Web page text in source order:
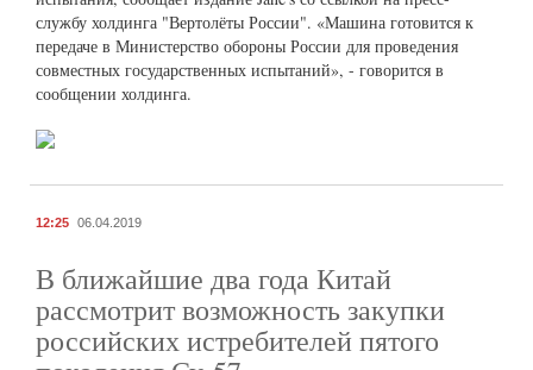
службу холдинга "Вертолёты России". «Машина готовится к
передаче в Министерство обороны России для проведения
совместных государственных испытаний», - говорится в
сообщении холдинга.
12:25 06.04.2019
В ближайшие два года Китай
рассмотрит возможность закупки
российских истребителей пятого